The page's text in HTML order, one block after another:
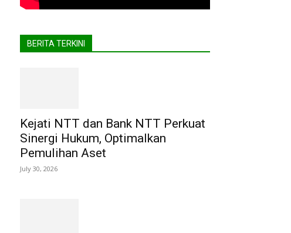
BERITA TERKINI
Kejati NTT dan Bank NTT Perkuat
Sinergi Hukum, Optimalkan
Pemulihan Aset
July 30, 2026